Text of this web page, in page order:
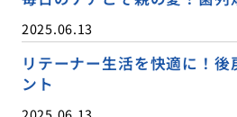
2025.06.13
リテーナー生活を快適に！
ント